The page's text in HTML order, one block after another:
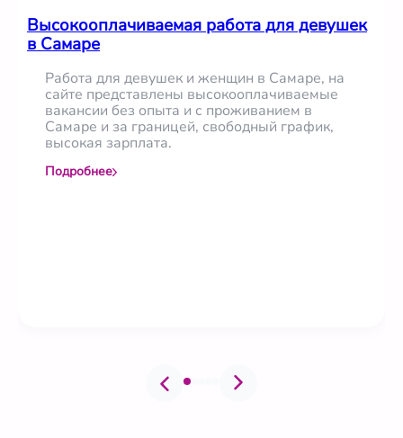
Высокооплачиваемая работа для девушек
в Самаре
Работа для девушек и женщин в Самаре, на
сайте представлены высокооплачиваемые
вакансии без опыта и с проживанием в
Самаре и за границей, свободный график,
высокая зарплата.
Подробнее